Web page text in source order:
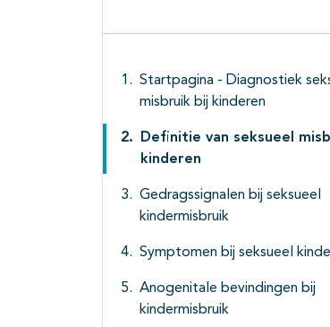
Startpagina - Diagnostiek
misbruik bij kinderen
Definitie van seksueel
kinderen
Gedragssignalen bij seksueel
kindermisbruik
Symptomen bij seksueel
Anogenitale bevindingen bij
kindermisbruik